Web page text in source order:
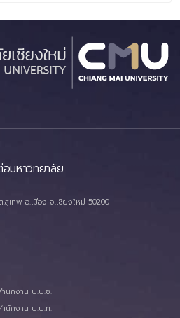
มหาวิทยาลัย
เทพ อ.เมือง จ.เชียงใหม่ 50200
ำนักงาน ป.ป.ช.
ำนักงาน ป.ป.ท.